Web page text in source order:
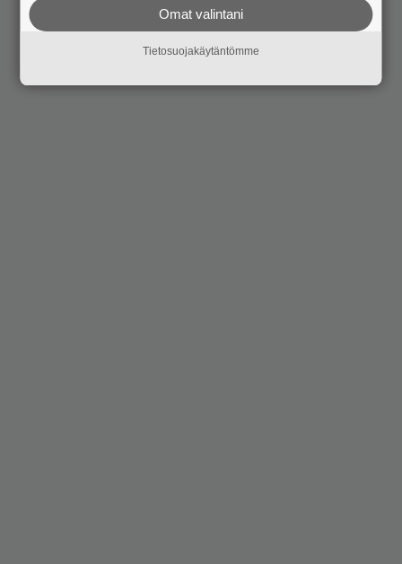
Omat valintani
Tietosuojakäytäntömme